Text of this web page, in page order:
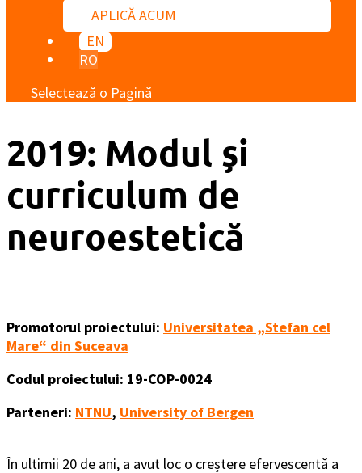
APLICĂ ACUM
EN
RO
Selectează o Pagină
2019: Modul și
curriculum de
neuroestetică
Promotorul proiectului: Universitatea „Stefan cel
Mare“ din Suceava
Codul proiectului: 19-COP-0024
Parteneri: NTNU, University of Bergen
În ultimii 20 de ani, a avut loc o creștere efervescentă a